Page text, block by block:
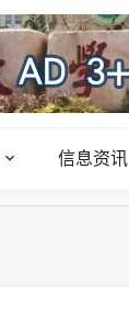
信息资讯